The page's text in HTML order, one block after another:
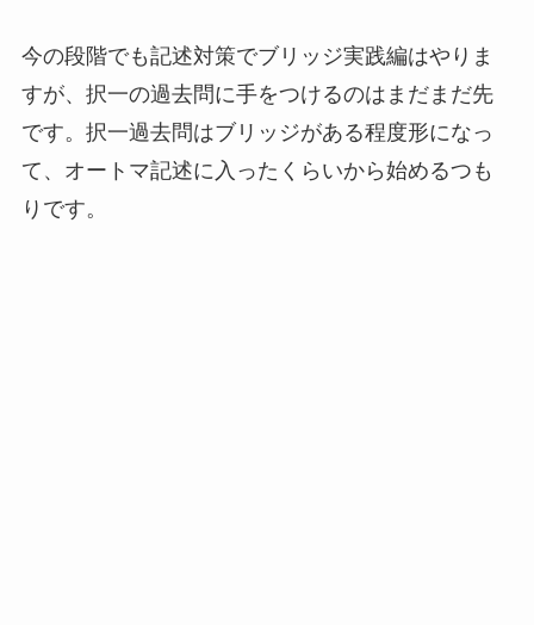
今の段階でも記述対策でブリッジ実践編はやりま
すが、択一の過去問に手をつけるのはまだまだ先
です。択一過去問はブリッジがある程度形になっ
て、オートマ記述に入ったくらいから始めるつも
りです。